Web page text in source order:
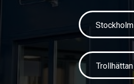
Stockholm
Trollhättan